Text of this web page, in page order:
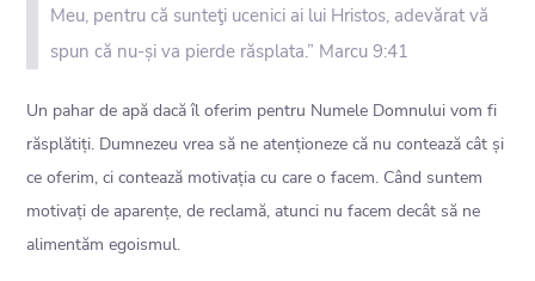
Meu, pentru că sunteţi ucenici ai lui Hristos, adevărat vă
spun că nu-și va pierde răsplata.” Marcu 9:41
Un pahar de apă dacă îl oferim pentru Numele Domnului vom fi
răsplătiți. Dumnezeu vrea să ne atenționeze că nu contează cât și
ce oferim, ci contează motivația cu care o facem. Când suntem
motivați de aparențe, de reclamă, atunci nu facem decât să ne
alimentăm egoismul.